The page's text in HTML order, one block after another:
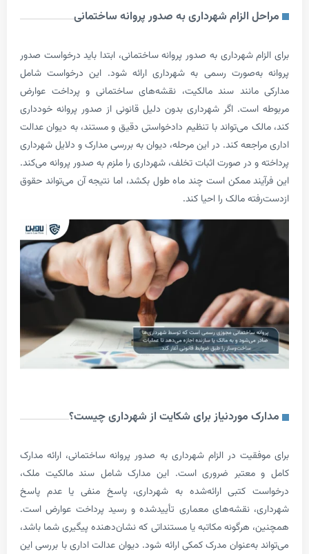
الزام شهرداری به صدور پروانه ساختمانی
شهرداری به صدور پروانه ساختمانی، ابتدا باید درخواست صدور
رسمی به شهرداری ارائه شود. این درخواست شامل
سند مالکیت، نقشه‌های ساختمانی و پرداخت عوارض
اگر شهرداری بدون دلیل قانونی از صدور پروانه خودداری
می‌تواند با تنظیم دادخواستی دقیق و مستند، به دیوان عدالت
کند. در این مرحله، دیوان به بررسی مدارک و دلایل شهرداری
در صورت اثبات تخلف، شهرداری را ملزم به صدور پروانه می‌کند.
ممکن است چند ماه طول بکشد، اما نتیجه آن می‌تواند حقوق
مالک را احیا کند.
موردنیاز برای شکایت از شهرداری چیست؟
در الزام شهرداری به صدور پروانه ساختمانی، ارائه مدارک
ضروری است. این مدارک شامل سند مالکیت ملک،
کتبی ارائه‌شده به شهرداری، پاسخ منفی یا عدم پاسخ
نقشه‌های معماری تأییدشده و رسید پرداخت عوارض است.
مکاتبه یا مستنداتی که نشان‌دهنده پیگیری شما باشد،
مدرک کمکی ارائه شود. دیوان عدالت اداری با بررسی این